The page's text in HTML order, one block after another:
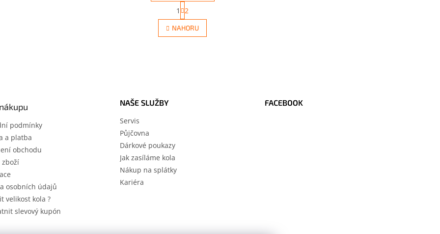
O
v
l
S
t
r
á
n
1 2
NAHORU
podmínky
a platba
obchodu
zboží
osobních údajů
velikost kola ?
slevový kupón
NAŠE SLUŽBY
Servis
Půjčovna
Dárkové poukazy
Jak zasíláme kola
Nákup na splátky
Kariéra
FACEBOOK